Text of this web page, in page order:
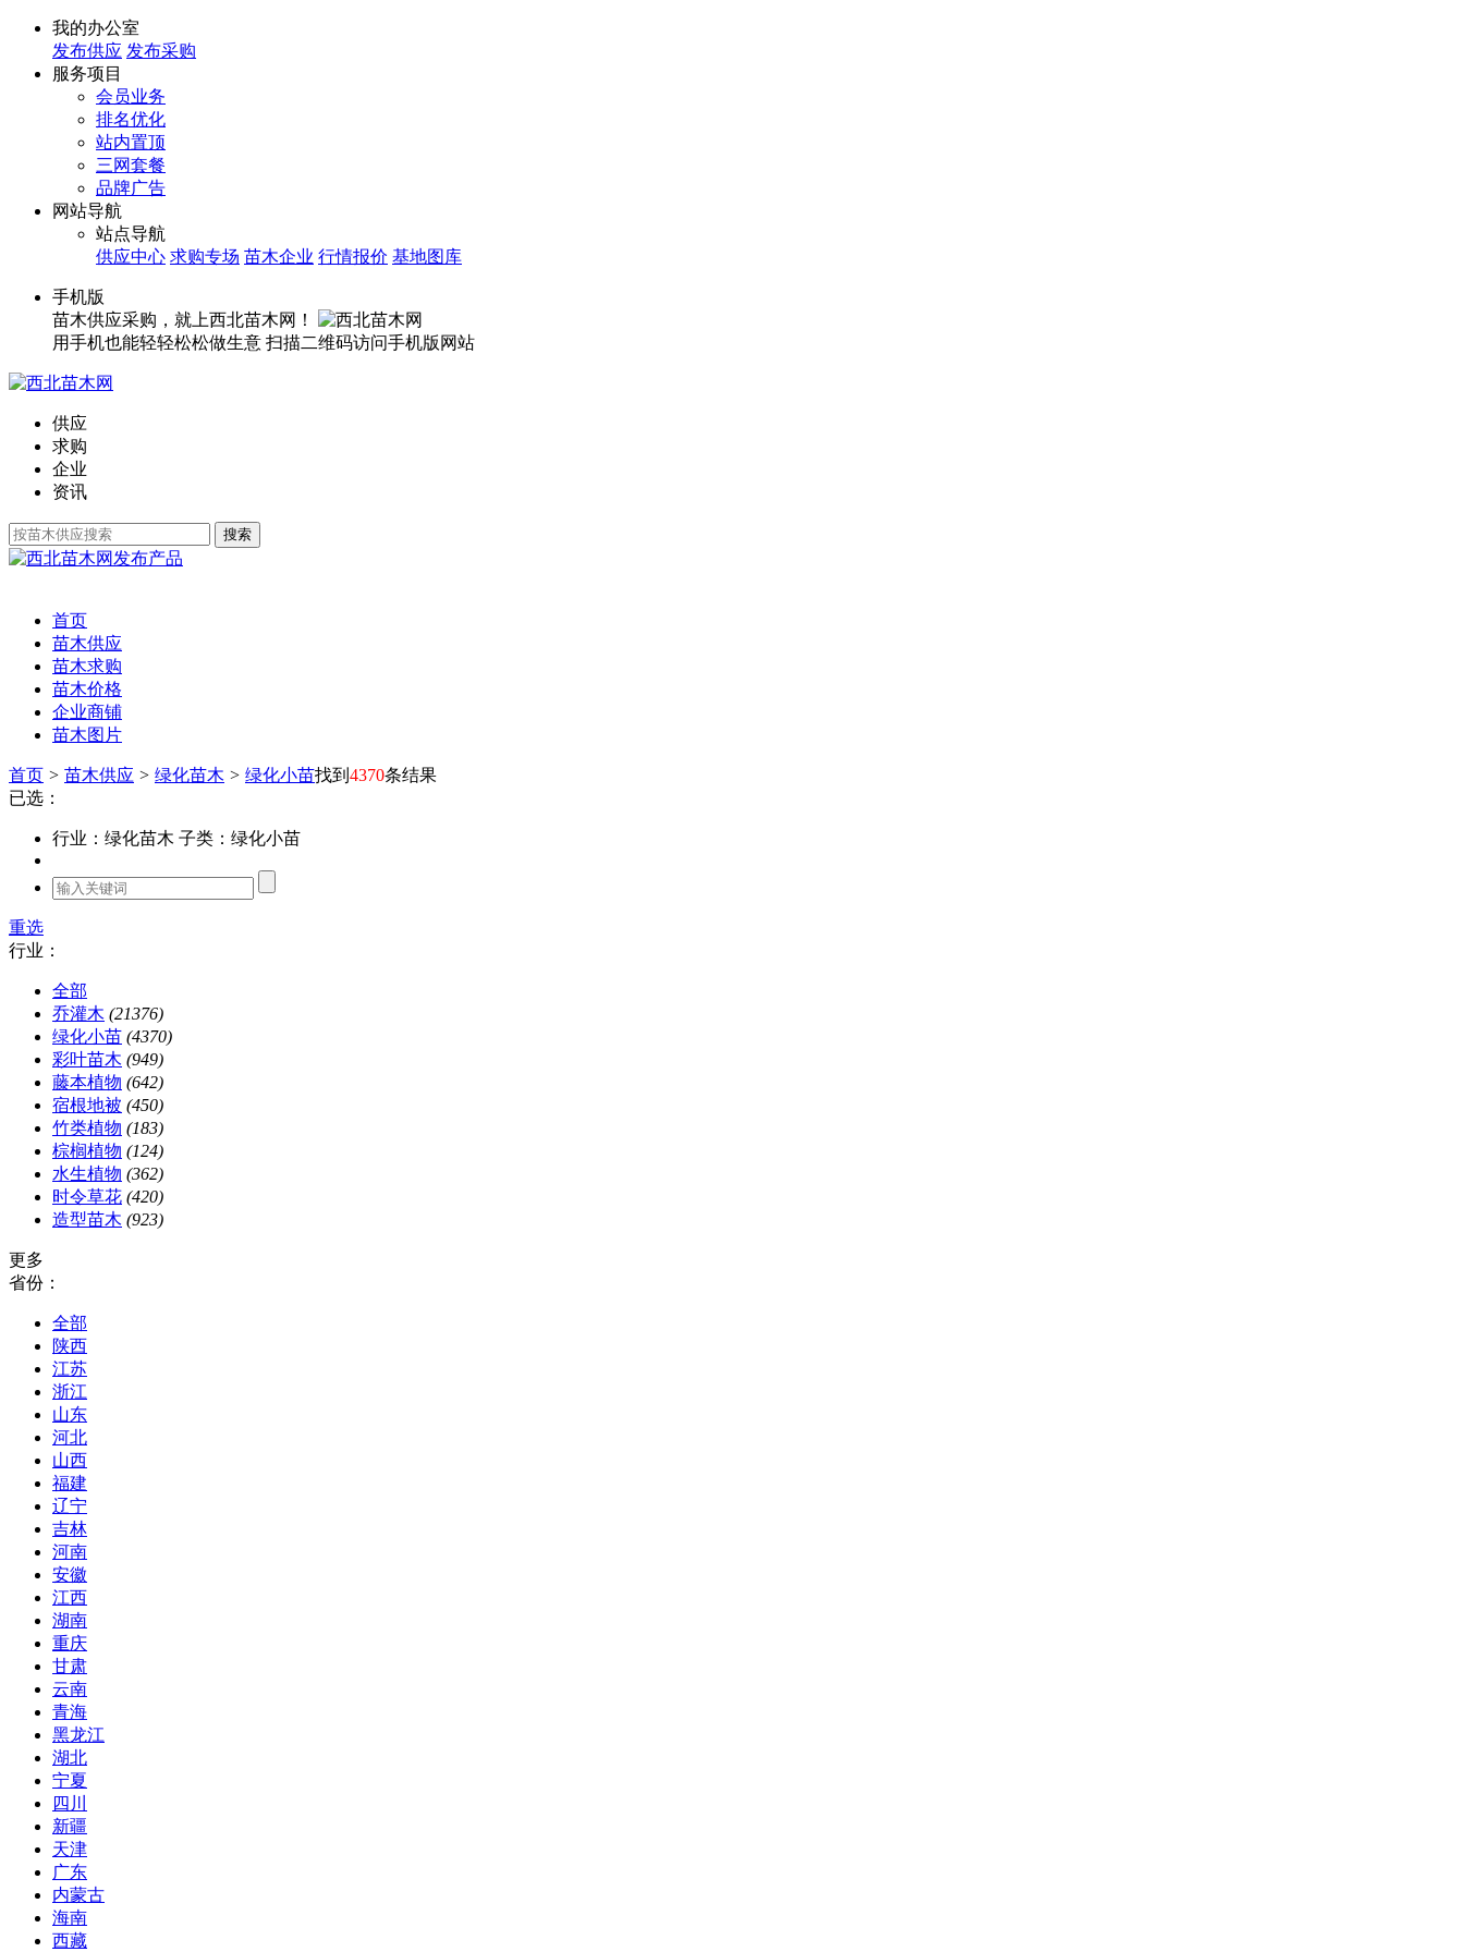
我的办公室
发布供应 发布采购
服务项目
会员业务
排名优化
站内置顶
三网套餐
品牌广告
网站导航
站点导航
供应中心 求购专场 苗木企业 行情报价 基地图库
手机版
苗木供应采购，就上西北苗木网！
用手机也能轻轻松松做生意 扫描二维码访问手机版网站
供应
求购
企业
资讯
发布产品
首页
苗木供应
苗木求购
苗木价格
企业商铺
苗木图片
首页 > 苗木供应 > 绿化苗木 > 绿化小苗找到 4370条结果
已选：
行业：绿化苗木 子类：绿化小苗
重选
行业：
全部
乔灌木 (21376)
绿化小苗 (4370)
彩叶苗木 (949)
藤本植物 (642)
宿根地被 (450)
竹类植物 (183)
棕榈植物 (124)
水生植物 (362)
时令草花 (420)
造型苗木 (923)
更多
省份：
全部
陕西
江苏
浙江
山东
河北
山西
福建
辽宁
吉林
河南
安徽
江西
湖南
重庆
甘肃
云南
青海
黑龙江
湖北
宁夏
四川
新疆
天津
广东
内蒙古
海南
西藏